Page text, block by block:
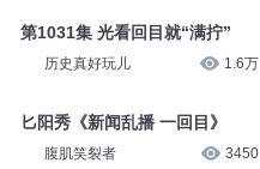
第1031集 光看回目就“满拧”
历史真好玩儿 1.6万
匕阳秀《新闻乱播 一回目》
腹肌笑裂者 3450